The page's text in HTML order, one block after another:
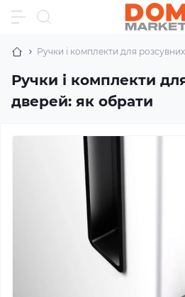
Ручки і комплекти для
Ручки і комплекти
дверей: як обрати